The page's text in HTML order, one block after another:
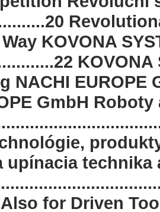
KOVONA
NACHI EUROPE
GmbH
upínacia technika
for Driven